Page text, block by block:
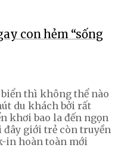
con hẻm “sống
thì không thể nào
du khách bởi rất
khơi bao la đến ngọn
đây giới trẻ còn truyền
in hoàn toàn mới